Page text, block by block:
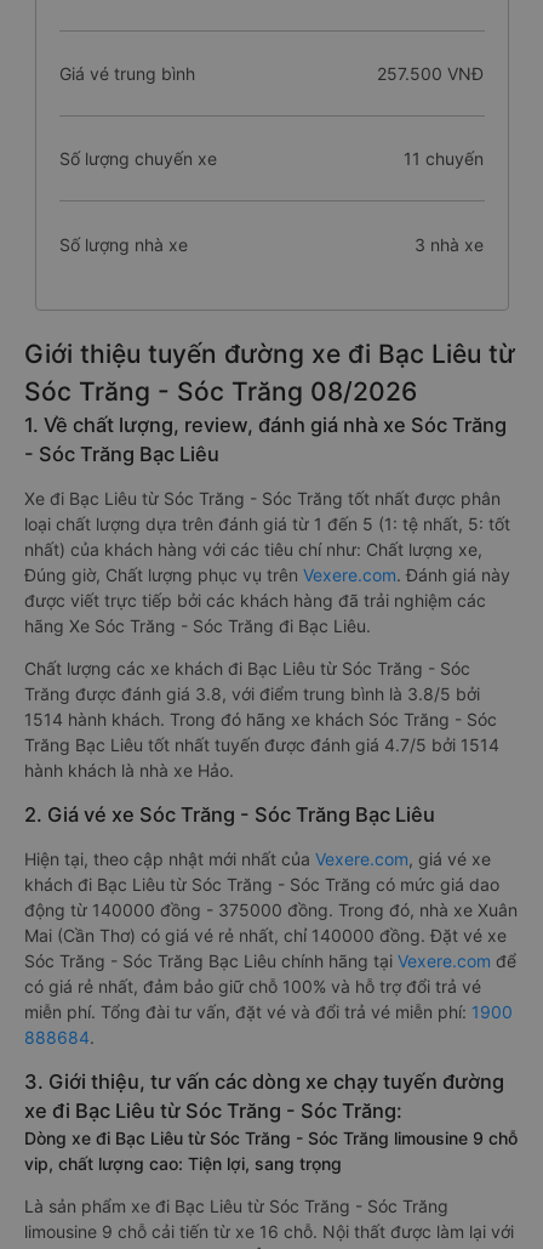
Giá vé trung bình 257.500 VNĐ
Số lượng chuyến xe 11 chuyến
Số lượng nhà xe 3 nhà xe
Giới thiệu tuyến đường xe đi Bạc Liêu từ
Sóc Trăng - Sóc Trăng 08/2026
1. Về chất lượng, review, đánh giá nhà xe Sóc Trăng
- Sóc Trăng Bạc Liêu
Xe đi Bạc Liêu từ Sóc Trăng - Sóc Trăng tốt nhất được phân
loại chất lượng dựa trên đánh giá từ 1 đến 5 (1: tệ nhất, 5: tốt
nhất) của khách hàng với các tiêu chí như: Chất lượng xe,
Đúng giờ, Chất lượng phục vụ trên Vexere.com. Đánh giá này
được viết trực tiếp bởi các khách hàng đã trải nghiệm các
hãng Xe Sóc Trăng - Sóc Trăng đi Bạc Liêu.
Chất lượng các xe khách đi Bạc Liêu từ Sóc Trăng - Sóc
Trăng được đánh giá 3.8, với điểm trung bình là 3.8/5 bởi
1514 hành khách. Trong đó hãng xe khách Sóc Trăng - Sóc
Trăng Bạc Liêu tốt nhất tuyến được đánh giá 4.7/5 bởi 1514
hành khách là nhà xe Hảo.
2. Giá vé xe Sóc Trăng - Sóc Trăng Bạc Liêu
Hiện tại, theo cập nhật mới nhất của Vexere.com, giá vé xe
khách đi Bạc Liêu từ Sóc Trăng - Sóc Trăng có mức giá dao
động từ 140000 đồng - 375000 đồng. Trong đó, nhà xe Xuân
Mai (Cần Thơ) có giá vé rẻ nhất, chỉ 140000 đồng. Đặt vé xe
Sóc Trăng - Sóc Trăng Bạc Liêu chính hãng tại Vexere.com để
có giá rẻ nhất, đảm bảo giữ chỗ 100% và hỗ trợ đổi trả vé
miễn phí. Tổng đài tư vấn, đặt vé và đổi trả vé miễn phí: 1900
888684.
3. Giới thiệu, tư vấn các dòng xe chạy tuyến đường
xe đi Bạc Liêu từ Sóc Trăng - Sóc Trăng:
Dòng xe đi Bạc Liêu từ Sóc Trăng - Sóc Trăng limousine 9 chỗ
vip, chất lượng cao: Tiện lợi, sang trọng
Là sản phẩm xe đi Bạc Liêu từ Sóc Trăng - Sóc Trăng
limousine 9 chỗ cải tiến từ xe 16 chỗ. Nội thất được làm lại với